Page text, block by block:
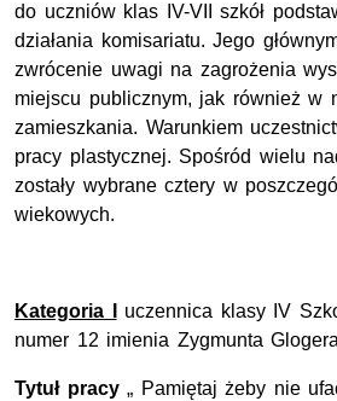
do uczniów klas IV-VII szkół
działania komisariatu. Jego
zwrócenie uwagi na zagrożenia
miejscu publicznym, jak również w
zamieszkania. Warunkiem
pracy plastycznej. Spośród wielu
zostały wybrane cztery w
wiekowych.
Kategoria I
uczennica klasy IV
numer 12 imienia Zygmunta
Tytuł pracy„ Pamiętaj żeby nie